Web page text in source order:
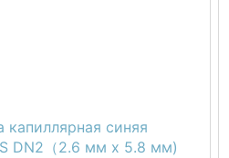
капиллярная синяя
DN2（2.6 мм х 5.8 мм)